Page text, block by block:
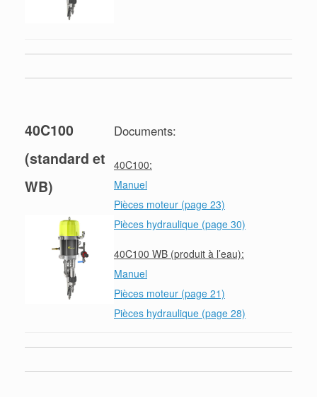
40C100
(standard et
WB)
Documents:
40C100:
Manuel
Pièces moteur (page 23)
Pièces hydraulique (page 30)
40C100 WB (produit à l’eau):
Manuel
Pièces moteur (page 21)
Pièces hydraulique (page 28)